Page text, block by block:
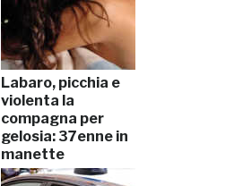
Labaro, picchia e
violenta la
compagna per
gelosia: 37enne in
manette